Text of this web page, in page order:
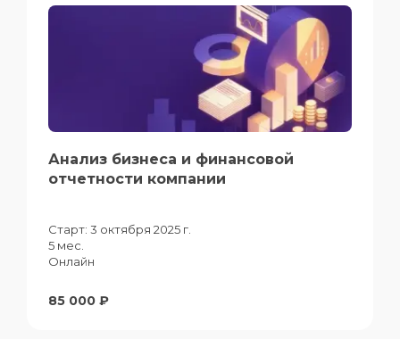
Анализ бизнеса и финансовой
отчетности компании
Старт: 3 октября 2025 г.
5 мес.
Онлайн
85 000 ₽